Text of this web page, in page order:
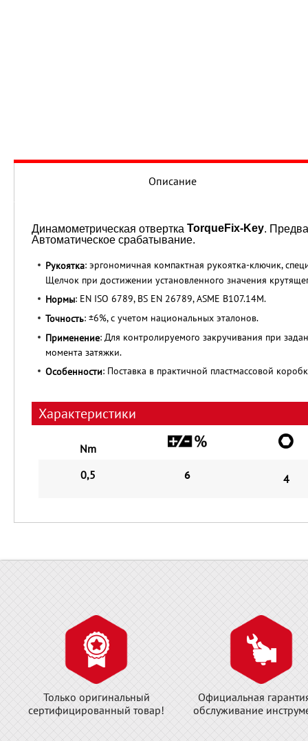
Описание
Динамометрическая отвертка TorqueFix-Key.
Автоматическое срабатывание.
Рукоятка: эргономичная компактная рукоятка-ключик,
Щелчок при достижении установленного значения
Нормы: EN ISO 6789, BS EN 26789, ASME B107.14M.
Точность: ±6%, с учетом национальных эталонов.
Применение: Для контролируемого закручивания при
момента затяжки.
Особенности: Поставка в практичной пластмассовой
Характеристики
Nm
0,5
6 4
Только оригинальный
сертифицированный товар!
Официальная
обслуживание